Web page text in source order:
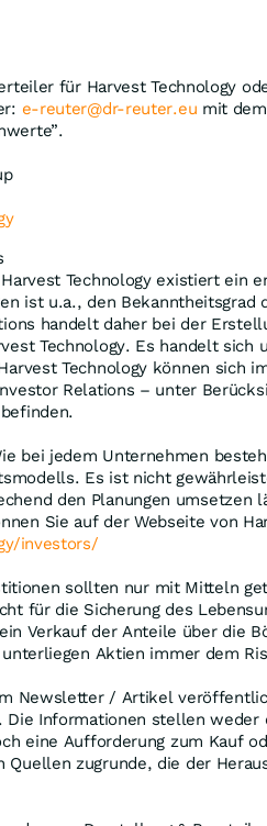
für Harvest Technology
e-reuter@dr-reuter.eu mit
Technology existiert ein
ist u.a., den Bekanntheitsgrad
handelt daher bei der
Technology. Es handelt
Technology können sich
Relations – unter
bei jedem Unternehmen
Es ist nicht
den Planungen umsetzen
Sie auf der Webseite von
investors/
sollten nur mit Mitteln
für die Sicherung des
Verkauf der Anteile über die
Aktien immer dem
Newsletter / Artikel
Die Informationen stellen weder
eine Aufforderung zum Kauf
Quellen zugrunde, die der